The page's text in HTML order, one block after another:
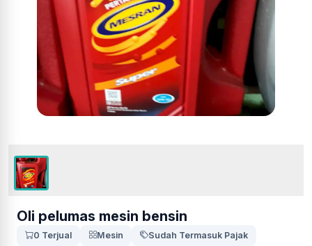
Oli pelumas mesin bensin
0 Terjual Mesin Sudah Termasuk Pajak